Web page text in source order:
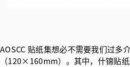
AOSCC 贴纸集想必不需要我们过多
（120×160mm）。其中，什锦贴